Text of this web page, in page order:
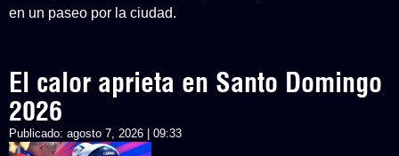
en un paseo por la ciudad.
El calor aprieta en Santo Domingo
2026
Publicado: agosto 7, 2026 | 09:33